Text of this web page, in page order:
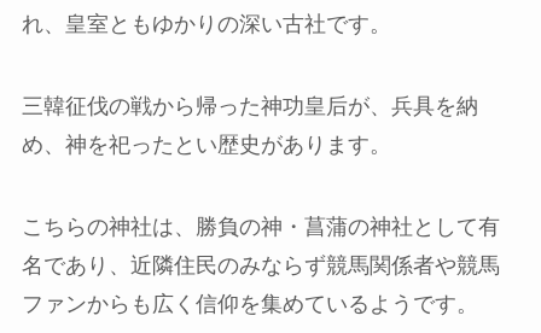
れ、皇室ともゆかりの深い古社です。
三韓征伐の戦から帰った神功皇后が、兵具を納
め、神を祀ったとい歴史があります。
こちらの神社は、勝負の神・菖蒲の神社として有
名であり、近隣住民のみならず競馬関係者や競馬
ファンからも広く信仰を集めているようです。